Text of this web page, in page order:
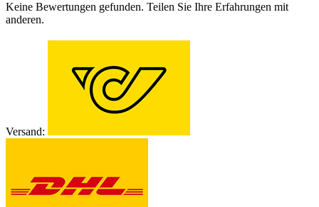
Keine Bewertungen gefunden. Teilen Sie Ihre Erfahrungen mit
anderen.
Versand: